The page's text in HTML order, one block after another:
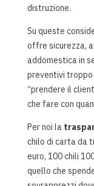
distruzione.
Su queste
offre sicurezza,
addomestica in
preventivi
“prendere il
che fare con
Per noi la
chilo di carta da
euro, 100 chili
quello che